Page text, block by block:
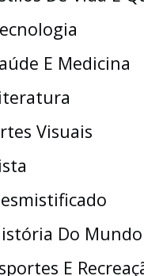
E Medicina
Visuais
Do Mundo
E